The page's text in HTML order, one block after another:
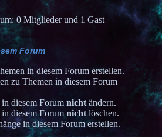
0 Mitglieder und 1 Gast
Forum
in diesem Forum erstellen.
zu Themen in diesem Forum
diesem Forum nicht ändern.
diesem Forumnicht löschen.
in diesem Forum erstellen.